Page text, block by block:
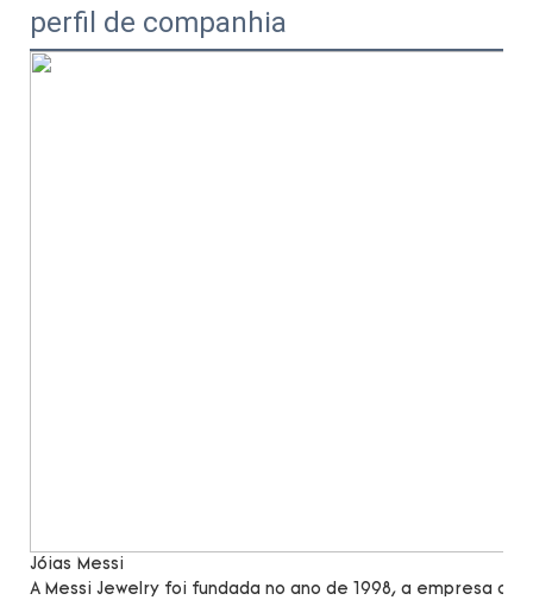
perfil de companhia
Jóias Messi
A Messi Jewelry foi fundada no ano de 1998, a empresa